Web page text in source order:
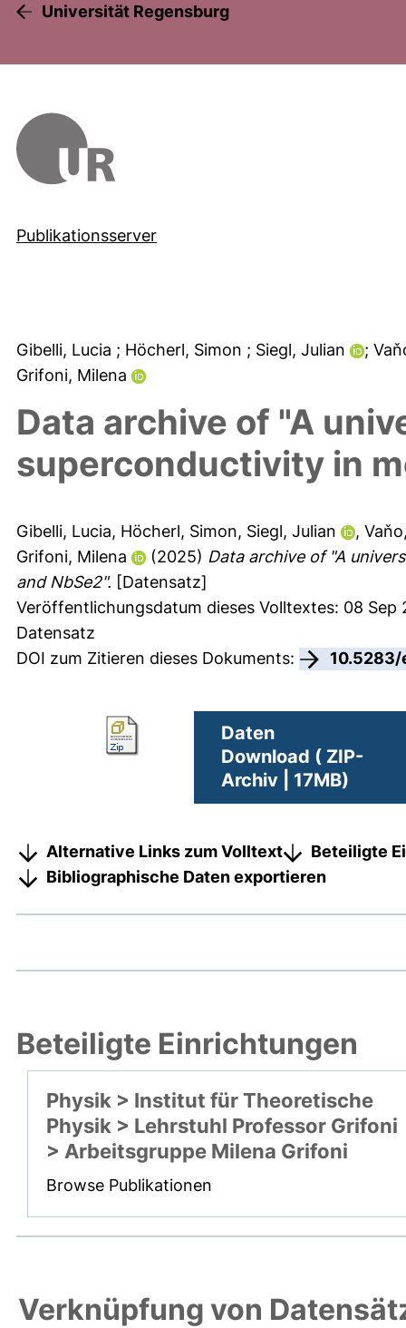
Universität Regensburg
Publikationsserver
Gibelli, Lucia ; Höcherl, Simon ; Siegl, Julian
;
Grifoni, Milena
Data archive of "A
superconductivity in
Gibelli, Lucia, Höcherl, Simon, Siegl, Julian ,
Grifoni, Milena
(2025) Data archive of "A
and NbSe2". [Datensatz]
Veröffentlichungsdatum dieses Volltextes: 08 Sep
Datensatz
DOI zum Zitieren dieses Dokuments:
Daten
Download ( ZIP-
Archiv | 17MB)
Alternative Links zum Volltext
Beteiligte
Bibliographische Daten exportieren
Beteiligte Einrichtungen
Physik > Institut für Theoretische
Physik > Lehrstuhl Professor Grifoni
> Arbeitsgruppe Milena Grifoni
Browse Publikationen
Verknüpfung von